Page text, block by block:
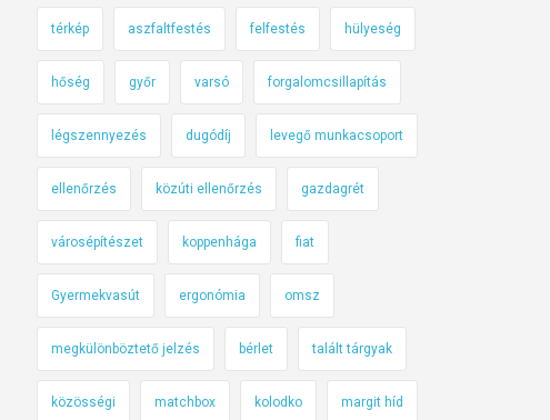
térkép aszfaltfestés felfestés hülyeség
hőség győr varsó forgalomcsillapítás
légszennyezés dugódíj levegő munkacsoport
ellenőrzés közúti ellenőrzés gazdagrét
városépítészet koppenhága fiat
Gyermekvasút ergonómia omsz
megkülönböztető jelzés bérlet talált tárgyak
közösségi matchbox kolodko margit híd